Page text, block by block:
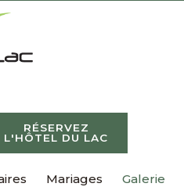
RÉSERVEZ
L'HÔTEL DU LAC
Mariages Galerie